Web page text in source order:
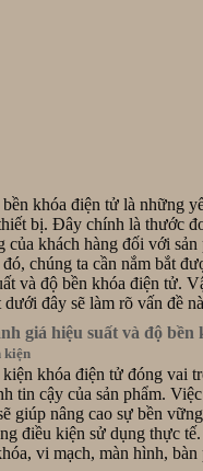
khóa điện tử là những
bị. Đây chính là thước
của khách hàng đối với
chúng ta cần nắm bắt
và độ bền khóa điện tử.
đây sẽ làm rõ vấn đề
giá hiệu suất và độ bền
kiện
khóa điện tử đóng vai
tin cậy của sản phẩm.
giúp nâng cao sự bền
điều kiện sử dụng thực
vi mạch, màn hình,